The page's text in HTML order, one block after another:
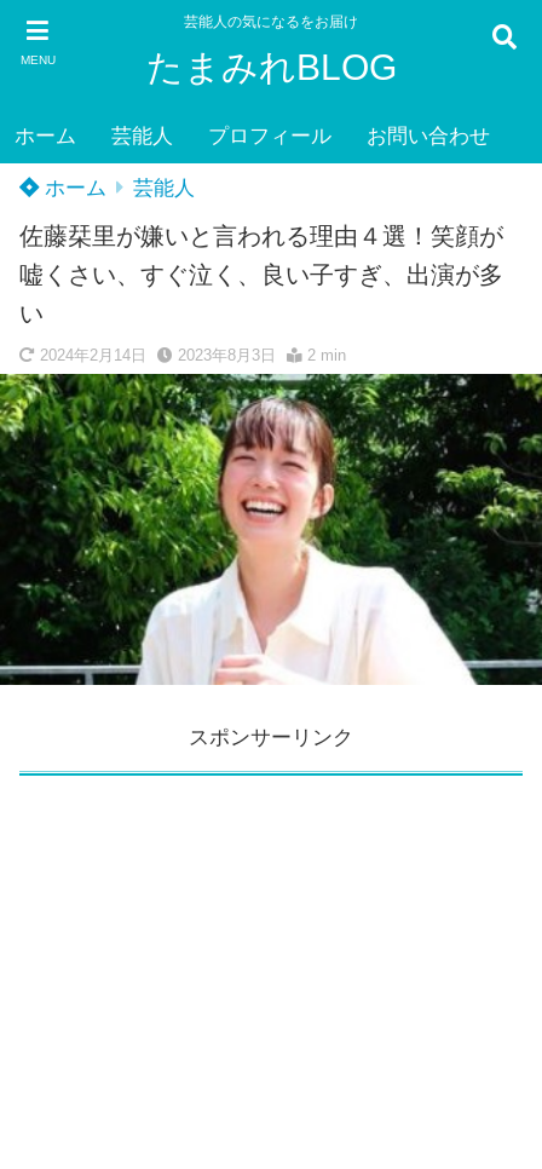
MENU
芸能人の気になるをお届け
たまみれBLOG
ホーム 芸能人 プロフィール お問い合わせ
ホーム 芸能人
佐藤栞里が嫌いと言われる理由４選！笑顔が
嘘くさい、すぐ泣く、良い子すぎ、出演が多
い
2024年2月14日 2023年8月3日 2 min
スポンサーリンク